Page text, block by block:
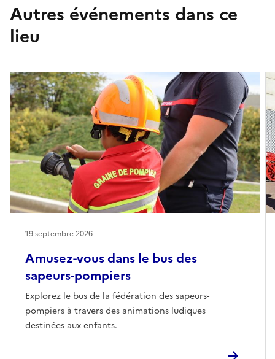
Autres événements dans ce
lieu
Amusez-vous dans le bus des
sapeurs-pompiers
Explorez le bus de la fédération des sapeurs-
pompiers à travers des animations ludiques
destinées aux enfants.
19 septembre 2026